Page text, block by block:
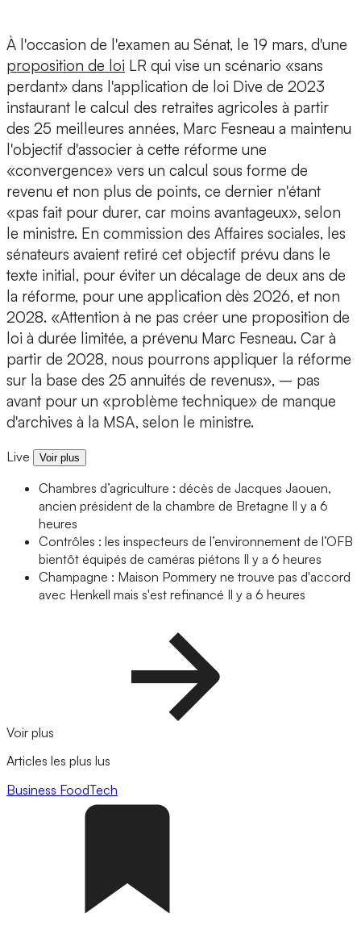
À l'occasion de l'examen au Sénat, le 19 mars, d'une
proposition de loi LR qui vise un scénario «sans
perdant» dans l'application de loi Dive de 2023
instaurant le calcul des retraites agricoles à partir
des 25 meilleures années, Marc Fesneau a maintenu
l'objectif d'associer à cette réforme une
«convergence» vers un calcul sous forme de
revenu et non plus de points, ce dernier n'étant
«pas fait pour durer, car moins avantageux», selon
le ministre. En commission des Affaires sociales, les
sénateurs avaient retiré cet objectif prévu dans le
texte initial, pour éviter un décalage de deux ans de
la réforme, pour une application dès 2026, et non
2028. «Attention à ne pas créer une proposition de
loi à durée limitée, a prévenu Marc Fesneau. Car à
partir de 2028, nous pourrons appliquer la réforme
sur la base des 25 annuités de revenus», – pas
avant pour un «problème technique» de manque
d'archives à la MSA, selon le ministre.
Live Voir plus
Chambres d’agriculture : décès de Jacques Jaouen,
ancien président de la chambre de Bretagne Il y a 6
heures
Contrôles : les inspecteurs de l’environnement de l’OFB
bientôt équipés de caméras piétons Il y a 6 heures
Champagne : Maison Pommery ne trouve pas d'accord
avec Henkell mais s'est refinancé Il y a 6 heures
Voir plus
Articles les plus lus
Business FoodTech